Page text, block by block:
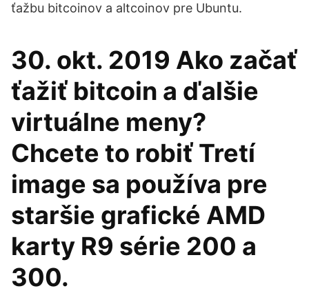
ťažbu bitcoinov a altcoinov pre Ubuntu.
30. okt. 2019 Ako začať
ťažiť bitcoin a ďalšie
virtuálne meny?
Chcete to robiť Tretí
image sa používa pre
staršie grafické AMD
karty R9 série 200 a
300.